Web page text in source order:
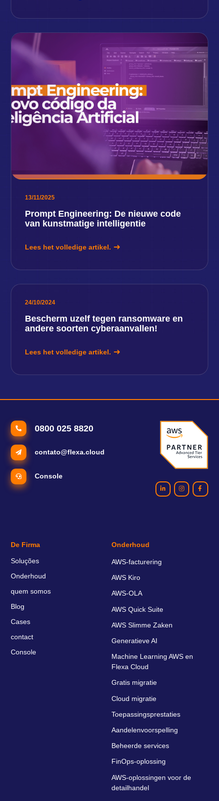
13/11/2025
Prompt Engineering: De nieuwe code
van kunstmatige intelligentie
Lees het volledige artikel.
24/10/2024
Bescherm uzelf tegen ransomware en
andere soorten cyberaanvallen!
Lees het volledige artikel.
0800 025 8820
contato@flexa.cloud
Console
De Firma
Soluções
Onderhoud
quem somos
Blog
Cases
contact
Console
Onderhoud
AWS-facturering
AWS Kiro
AWS-OLA
AWS Quick Suite
AWS Slimme Zaken
Generatieve AI
Machine Learning AWS en
Flexa Cloud
Gratis migratie
Cloud migratie
Toepassingsprestaties
Aandelenvoorspelling
Beheerde services
FinOps-oplossing
AWS-oplossingen voor de
detailhandel